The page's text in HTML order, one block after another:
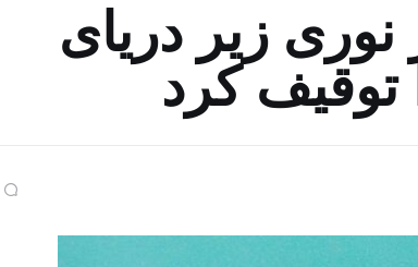
نوری زیر دریای
توقیف کرد